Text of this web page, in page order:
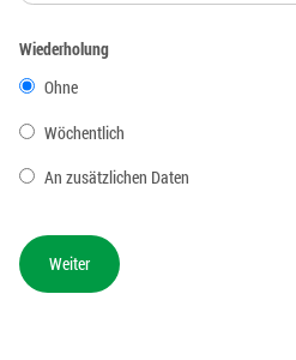
Wiederholung
Ohne
Wöchentlich
An zusätzlichen Daten